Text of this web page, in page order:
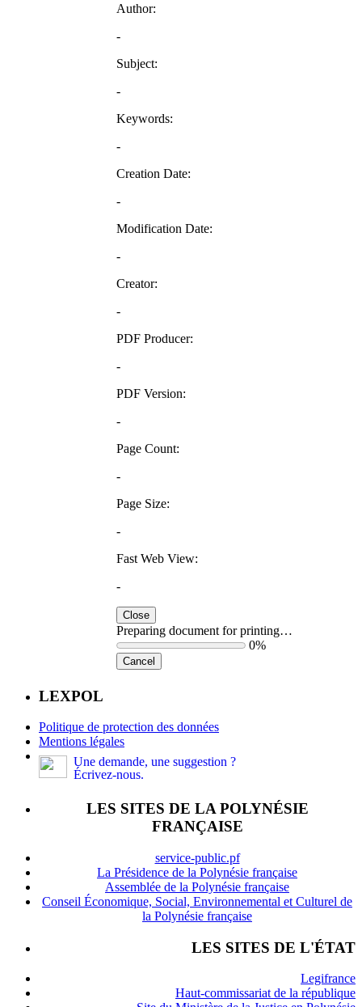
Author:
-
Subject:
-
Keywords:
-
Creation Date:
-
Modification Date:
-
Creator:
-
PDF Producer:
-
PDF Version:
-
Page Count:
-
Page Size:
-
Fast Web View:
-
Close
Preparing document for printing…
0%
Cancel
LEXPOL
Politique de protection des données
Mentions légales
Une demande, une suggestion ?
Écrivez-nous.
LES SITES DE LA POLYNÉSIE
FRANÇAISE
service-public.pf
La Présidence de la Polynésie française
Assemblée de la Polynésie française
Conseil Économique, Social, Environnemental et Culturel de
la Polynésie française
LES SITES DE L'ÉTAT
Legifrance
Haut-commissariat de la république